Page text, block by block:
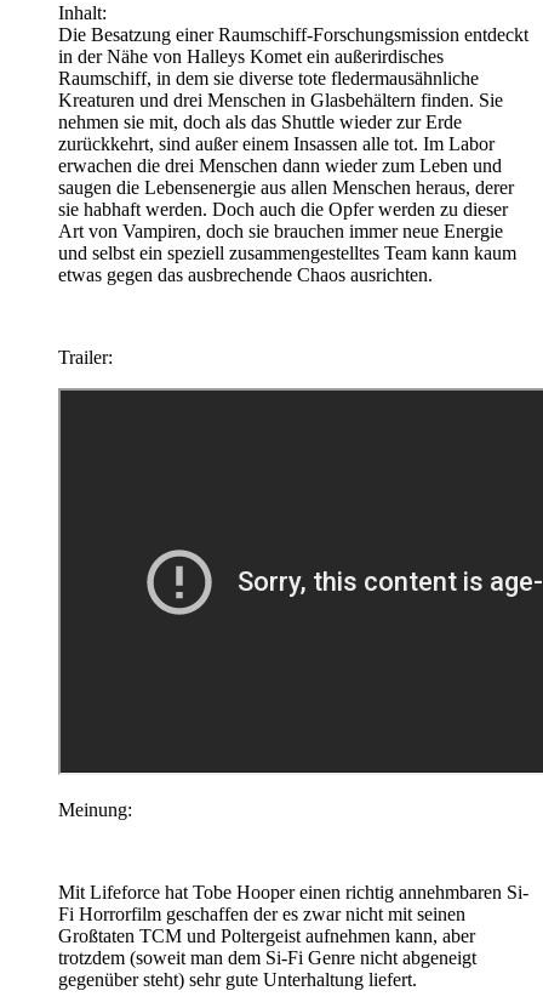
Inhalt:
Die Besatzung einer Raumschiff-Forschungsmission entdeckt
in der Nähe von Halleys Komet ein außerirdisches
Raumschiff, in dem sie diverse tote fledermausähnliche
Kreaturen und drei Menschen in Glasbehältern finden. Sie
nehmen sie mit, doch als das Shuttle wieder zur Erde
zurückkehrt, sind außer einem Insassen alle tot. Im Labor
erwachen die drei Menschen dann wieder zum Leben und
saugen die Lebensenergie aus allen Menschen heraus, derer
sie habhaft werden. Doch auch die Opfer werden zu dieser
Art von Vampiren, doch sie brauchen immer neue Energie
und selbst ein speziell zusammengestelltes Team kann kaum
etwas gegen das ausbrechende Chaos ausrichten.
Trailer:
Meinung:
Mit Lifeforce hat Tobe Hooper einen richtig annehmbaren Si-
Fi Horrorfilm geschaffen der es zwar nicht mit seinen
Großtaten TCM und Poltergeist aufnehmen kann, aber
trotzdem (soweit man dem Si-Fi Genre nicht abgeneigt
gegenüber steht) sehr gute Unterhaltung liefert.